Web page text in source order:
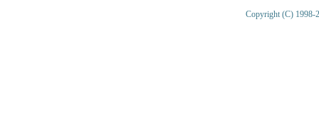
Copyright (C) 1998-